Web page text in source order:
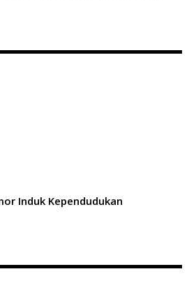
Induk Kependudukan